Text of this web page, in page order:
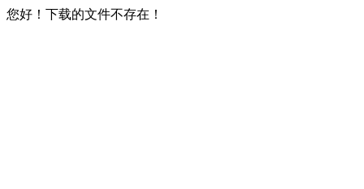
您好！下载的文件不存在！